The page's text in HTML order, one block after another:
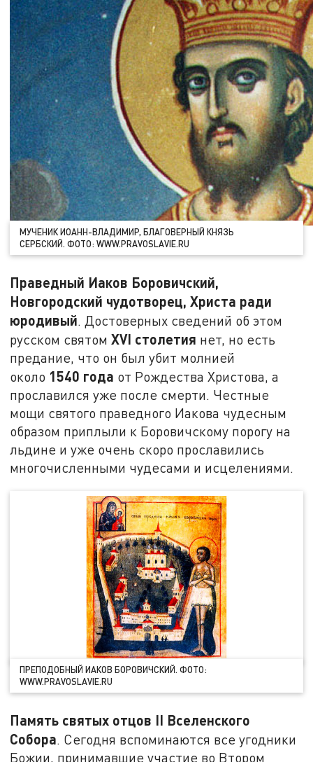
МУЧЕНИК ИОАНН-ВЛАДИМИР, БЛАГОВЕРНЫЙ КНЯЗЬ
СЕРБСКИЙ. ФОТО: WWW.PRAVOSLAVIE.RU
Праведный Иаков Боровичский,
Новгородский чудотворец, Христа ради
юродивый. Достоверных сведений об этом
русском святомXVI столетия нет, но есть
предание, что он был убит молнией
около 1540 года от Рождества Христова, а
прославился уже после смерти. Честные
мощи святого праведного Иакова чудесным
образом приплыли к Боровичскому порогу на
льдине и уже очень скоро прославились
многочисленными чудесами и исцелениями.
ПРЕПОДОБНЫЙ ИАКОВ БОРОВИЧСКИЙ. ФОТО:
WWW.PRAVOSLAVIE.RU
Память святых отцов II Вселенского
Собора. Сегодня вспоминаются все угодники
Божии, принимавшие участие во Втором